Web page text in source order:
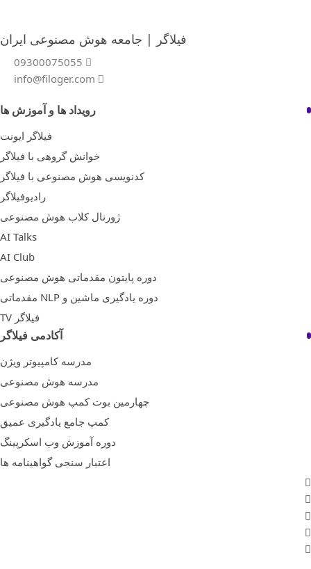
فیلاگر | جامعه هوش مصنوعی ایران
09300075055
info@filoger.com
رویداد ها و آموزش ها
فیلاگر ایونت
خوانش گروهی با فیلاگر
کدنویسی هوش مصنوعی با فیلاگر
رادیوفیلاگر
ژورنال کلاب هوش مصنوعی
AI Talks
AI Club
دوره پایتون مقدماتی هوش مصنوعی
دوره یادگیری ماشین و NLP مقدماتی
فیلاگر TV
آکادمی فیلاگر
مدرسه کامپیوتر ویژن
مدرسه هوش مصنوعی
چهارمین بوت کمپ هوش مصنوعی
کمپ جامع یادگیری عمیق
دوره آموزش وب اسکرپینگ
اعتبار سنجی گواهینامه ها